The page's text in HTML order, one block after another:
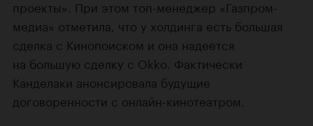
проекты». При этом топ-менеджер «Газпром-
медиа» отметила, что у холдинга есть большая
сделка с Кинопоиском и она надеется
на большую сделку с Okko. Фактически
Канделаки анонсировала будущие
договоренности с онлайн-кинотеатром.